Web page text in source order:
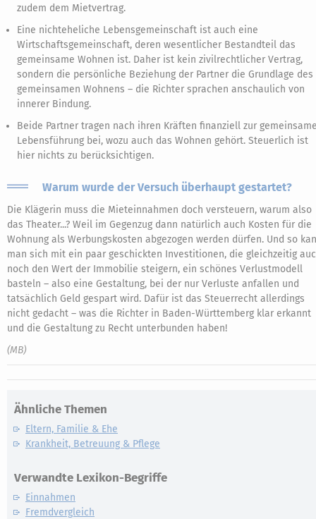
zudem dem Mietvertrag.
Eine nichteheliche Lebensgemeinschaft ist auch eine
Wirtschaftsgemeinschaft, deren wesentlicher Bestandteil das
gemeinsame Wohnen ist. Daher ist kein zivilrechtlicher Vertrag,
sondern die persönliche Beziehung der Partner die Grundlage des
gemeinsamen Wohnens – die Richter sprachen anschaulich von
innerer Bindung.
Beide Partner tragen nach ihren Kräften finanziell zur
Lebensführung bei, wozu auch das Wohnen gehört. Steuerlich ist
hier nichts zu berücksichtigen.
Warum wurde der Versuch überhaupt gestartet?
Die Klägerin muss die Mieteinnahmen doch versteuern, warum also
das Theater...? Weil im Gegenzug dann natürlich auch Kosten für die
Wohnung als Werbungskosten abgezogen werden dürfen. Und so
man sich mit ein paar geschickten Investitionen, die gleichzeitig
noch den Wert der Immobilie steigern, ein schönes Verlustmodell
basteln – also eine Gestaltung, bei der nur Verluste anfallen und
tatsächlich Geld gespart wird. Dafür ist das Steuerrecht allerdings
nicht gedacht – was die Richter in Baden-Württemberg klar erkannt
und die Gestaltung zu Recht unterbunden haben!
(MB)
Ähnliche Themen
Eltern, Familie & Ehe
Krankheit, Betreuung & Pflege
Verwandte Lexikon-Begriffe
Einnahmen
Fremdvergleich